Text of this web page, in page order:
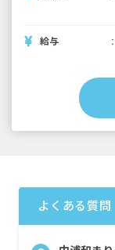
給与
よくある質問